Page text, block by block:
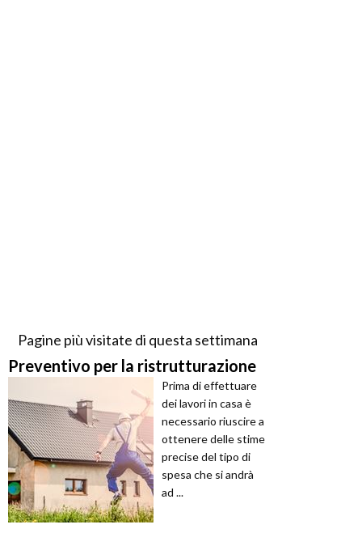
Pagine più visitate di questa settimana
Preventivo per la ristrutturazione
Prima di effettuare
dei lavori in casa è
necessario riuscire a
ottenere delle stime
precise del tipo di
spesa che si andrà
ad ...